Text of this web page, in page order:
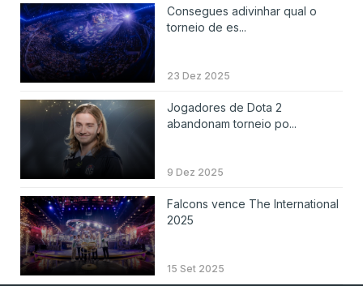
Consegues adivinhar qual o
torneio de es...
23 Dez 2025
Jogadores de Dota 2
abandonam torneio po...
9 Dez 2025
Falcons vence The International
2025
15 Set 2025